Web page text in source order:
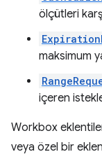
ölçütleri
maksimum
içeren
Workbox
veya özel bir